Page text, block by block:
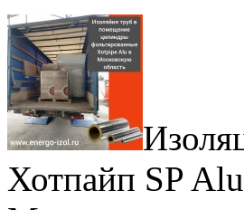
Хотпайп SP